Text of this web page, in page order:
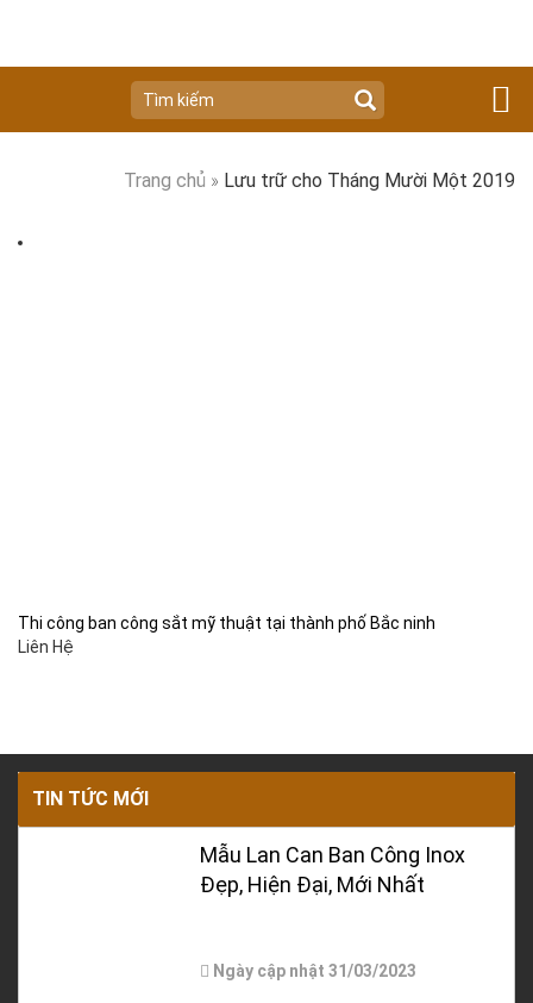
Trang chủ » Lưu trữ cho Tháng Mười Một 2019
Thi công ban công sắt mỹ thuật tại thành phố Bắc ninh
Liên Hệ
TIN TỨC MỚI
Mẫu Lan Can Ban Công Inox
Đẹp, Hiện Đại, Mới Nhất
Ngày cập nhật 31/03/2023